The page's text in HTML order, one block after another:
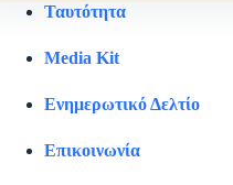
Ταυτότητα
Media Kit
Ενημερωτικό Δελτίο
Επικοινωνία